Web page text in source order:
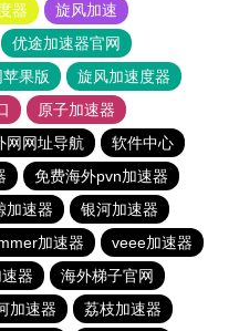
器
旋风加速
优途加速器官网
果版
旋风加速度器
原子加速器
网网址导航
软件中心
免费海外pvn加速器
加速器
银河加速器
加速器
veee加速器
器
海外梯子官网
加速器 荔枝加速器